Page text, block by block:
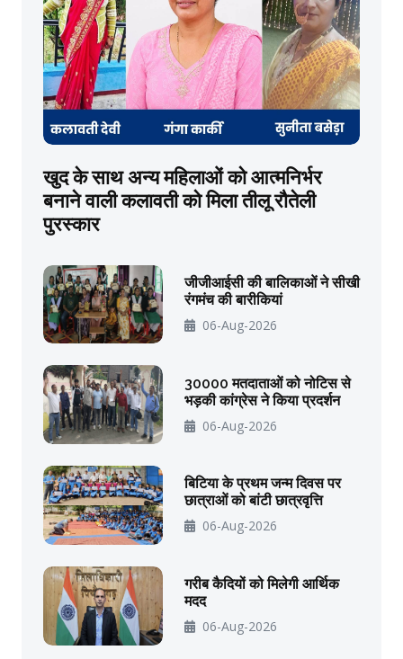
खुद के साथ अन्य महिलाओं को आत्मनिर्भर
बनाने वाली कलावती को मिला तीलू रौतेली
पुरस्कार
जीजीआईसी की बालिकाओं ने सीखी
रंगमंच की बारीकियां
06-Aug-2026
30000 मतदाताओं को नोटिस से
भड़की कांग्रेस ने किया प्रदर्शन
06-Aug-2026
बिटिया के प्रथम जन्म दिवस पर
छात्राओं को बांटी छात्रवृत्ति
06-Aug-2026
गरीब कैदियों को मिलेगी आर्थिक
मदद
06-Aug-2026